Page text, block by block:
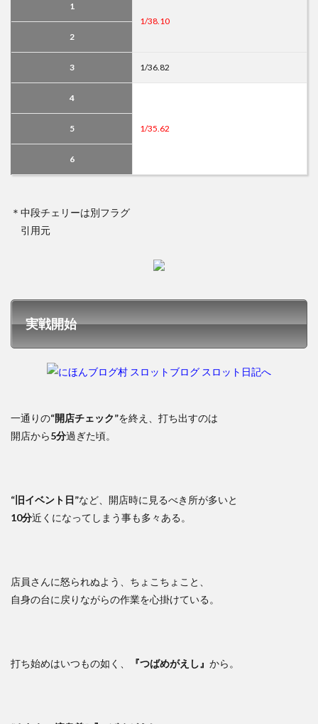
1
1/38.10
2
3 1/36.82
4
1/35.62
5
6
＊中段チェリーは別フラグ
引用元
実戦開始
一通りの“開店チェック”を終え、打ち出すのは
開店から5分過ぎた頃。
“旧イベント日”など、開店時に見るべき所が多いと
10分近くになってしまう事も多々ある。
店員さんに怒られぬよう、ちょこちょこと、
自身の台に戻りながらの作業を心掛けている。
打ち始めはいつもの如く、 『つばめがえし』 から。